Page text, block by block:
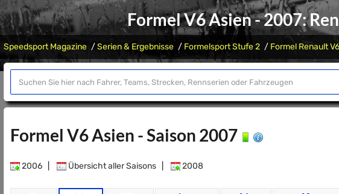
Formel V6 Asien - 2007:
Speedsport Magazine Serien & Ergebnisse Formelsport Stufe 2 Formel Renault
Formel V6 Asien - Saison 2007
2006 Übersicht aller Saisons 2008